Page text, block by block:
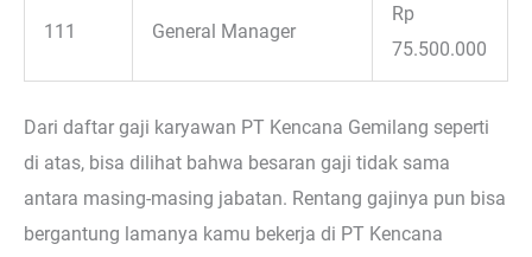
111 General Manager
Rp
75.500.000
Dari daftar gaji karyawan PT Kencana Gemilang seperti
di atas, bisa dilihat bahwa besaran gaji tidak sama
antara masing-masing jabatan. Rentang gajinya pun bisa
bergantung lamanya kamu bekerja di PT Kencana